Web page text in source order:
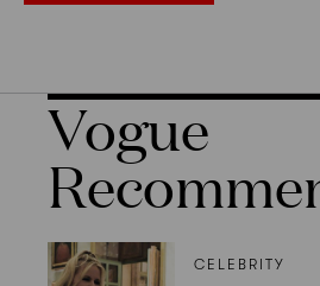
Vogue
CELEBRITY